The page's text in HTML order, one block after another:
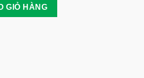
Kim Loại số lượng
GIỎ HÀNG